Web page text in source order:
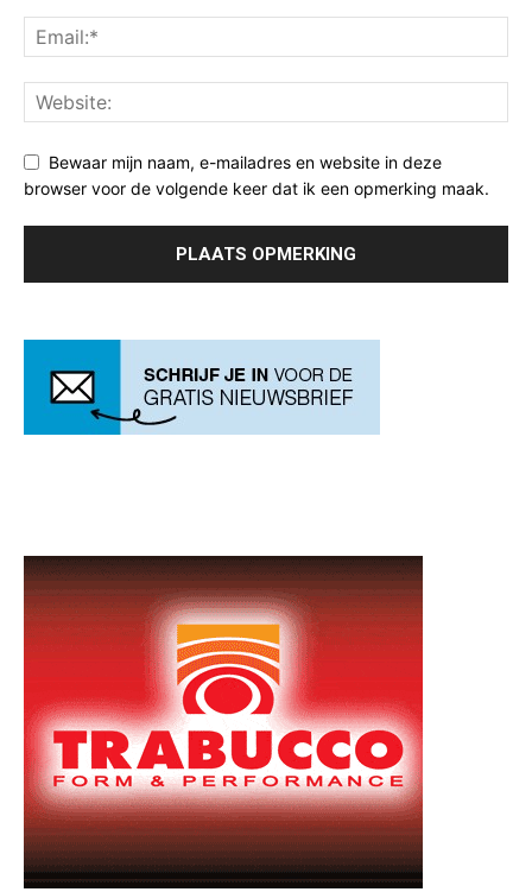
Bewaar mijn naam, e-mailadres en website in deze
browser voor de volgende keer dat ik een opmerking maak.